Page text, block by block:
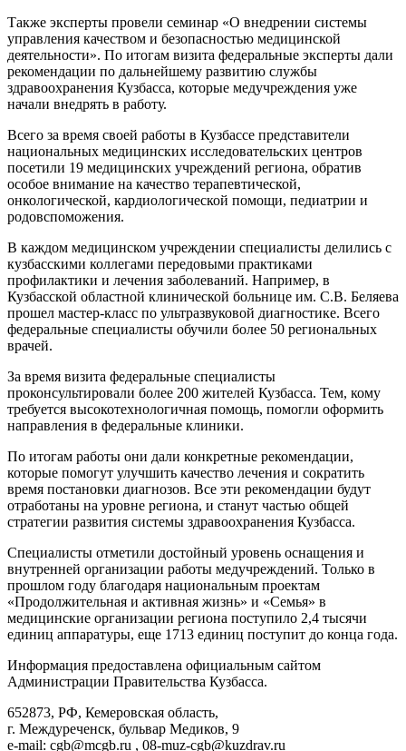
Также эксперты провели семинар «О внедрении системы
управления качеством и безопасностью медицинской
деятельности». По итогам визита федеральные эксперты дали
рекомендации по дальнейшему развитию службы
здравоохранения Кузбасса, которые медучреждения уже
начали внедрять в работу.
Всего за время своей работы в Кузбассе представители
национальных медицинских исследовательских центров
посетили 19 медицинских учреждений региона, обратив
особое внимание на качество терапевтической,
онкологической, кардиологической помощи, педиатрии и
родовспоможения.
В каждом медицинском учреждении специалисты делились с
кузбасскими коллегами передовыми практиками
профилактики и лечения заболеваний. Например, в
Кузбасской областной клинической больнице им. С.В. Беляева
прошел мастер-класс по ультразвуковой диагностике. Всего
федеральные специалисты обучили более 50 региональных
врачей.
За время визита федеральные специалисты
проконсультировали более 200 жителей Кузбасса. Тем, кому
требуется высокотехнологичная помощь, помогли оформить
направления в федеральные клиники.
По итогам работы они дали конкретные рекомендации,
которые помогут улучшить качество лечения и сократить
время постановки диагнозов. Все эти рекомендации будут
отработаны на уровне региона, и станут частью общей
стратегии развития системы здравоохранения Кузбасса.
Специалисты отметили достойный уровень оснащения и
внутренней организации работы медучреждений. Только в
прошлом году благодаря национальным проектам
«Продолжительная и активная жизнь» и «Семья» в
медицинские организации региона поступило 2,4 тысячи
единиц аппаратуры, еще 1713 единиц поступит до конца года.
Информация предоставлена официальным сайтом
Администрации Правительства Кузбасса.
652873, РФ, Кемеровская область,
г. Междуреченск, бульвар Медиков, 9
e-mail: cgb@mcgb.ru , 08-muz-cgb@kuzdrav.ru